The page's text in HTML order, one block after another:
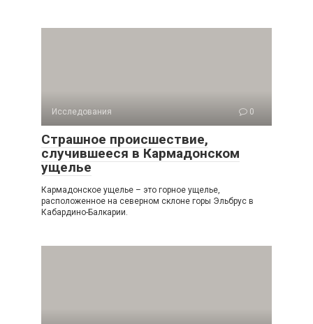
Исследования 0
Страшное происшествие,
случившееся в Кармадонском
ущелье
Кармадонское ущелье – это горное ущелье,
расположенное на северном склоне горы Эльбрус в
Кабардино-Балкарии.